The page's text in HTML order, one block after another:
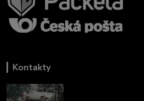
Kontakty